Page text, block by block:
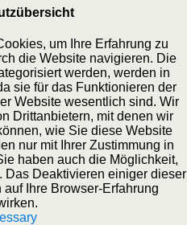
um Ihre Erfahrung zu
die Website navigieren. Die
werden, werden in
sie für das Funktionieren der
Website wesentlich sind. Wir
Drittanbietern, mit denen wir
wie Sie diese Website
nur mit Ihrer Zustimmung in
haben auch die Möglichkeit,
Deaktivieren einiger dieser
Ihre Browser-Erfahrung